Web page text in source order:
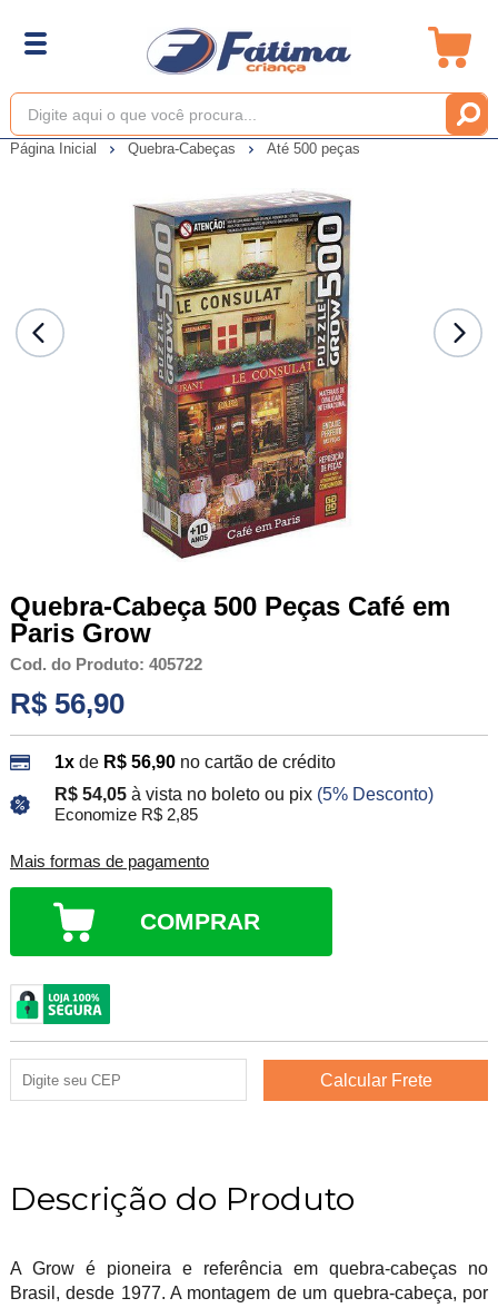
Página Inicial Quebra-Cabeças Até 500 peças
Quebra-Cabeça 500 Peças Café em
Paris Grow
Cod. do Produto: 405722
R$ 56,90
1xde R$ 56,90 no cartão de crédito
R$ 54,05 à vista no boleto ou pix (5% Desconto)
Economize R$ 2,85
Mais formas de pagamento
COMPRAR
Descrição do Produto
A Grow é pioneira e referência em quebra-cabeças no
Brasil, desde 1977. A montagem de um quebra-cabeça, por